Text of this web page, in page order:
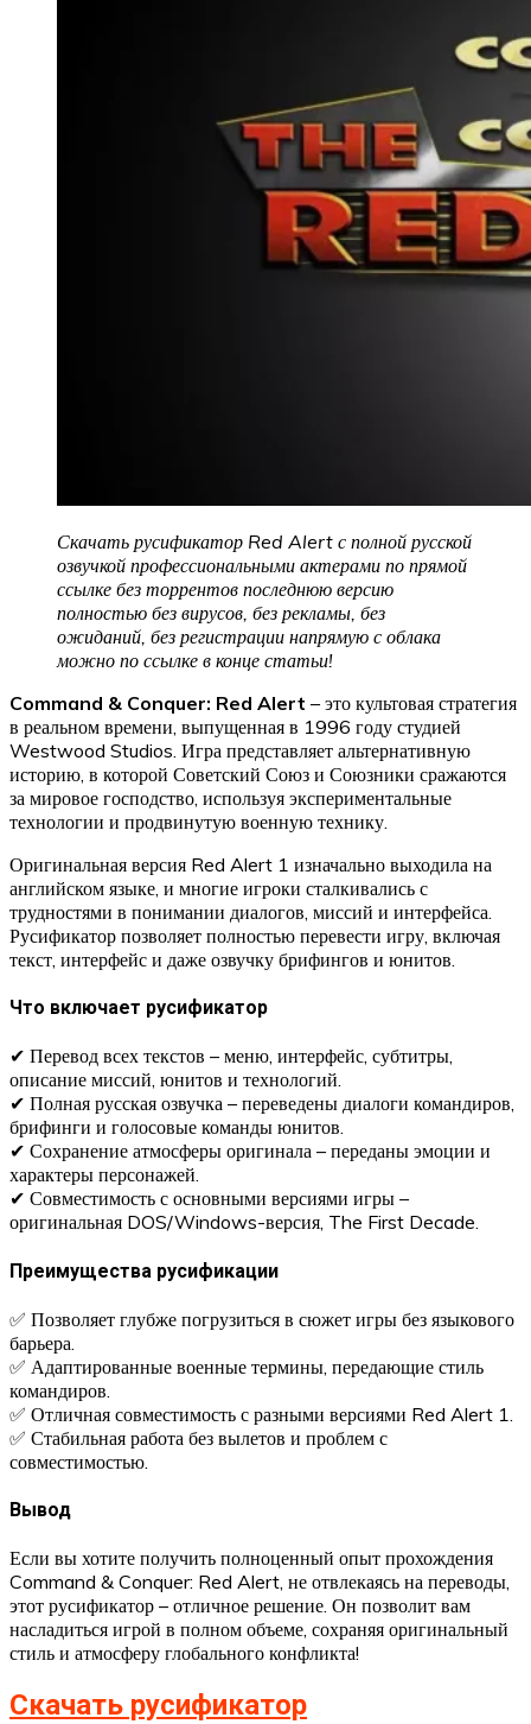
Скачать русификатор Red Alert с полной русской
озвучкой профессиональными актерами по прямой
ссылке без торрентов последнюю версию
полностью без вирусов, без рекламы, без
ожиданий, без регистрации напрямую с облака
можно по ссылке в конце статьи!
Command & Conquer: Red Alert – это культовая стратегия
в реальном времени, выпущенная в 1996 году студией
Westwood Studios. Игра представляет альтернативную
историю, в которой Советский Союз и Союзники сражаются
за мировое господство, используя экспериментальные
технологии и продвинутую военную технику.
Оригинальная версия Red Alert 1 изначально выходила на
английском языке, и многие игроки сталкивались с
трудностями в понимании диалогов, миссий и интерфейса.
Русификатор позволяет полностью перевести игру, включая
текст, интерфейс и даже озвучку брифингов и юнитов.
Что включает русификатор
✔ Перевод всех текстов – меню, интерфейс, субтитры,
описание миссий, юнитов и технологий.
✔ Полная русская озвучка – переведены диалоги командиров,
брифинги и голосовые команды юнитов.
✔ Сохранение атмосферы оригинала – переданы эмоции и
характеры персонажей.
✔ Совместимость с основными версиями игры –
оригинальная DOS/Windows-версия, The First Decade.
Преимущества русификации
✅ Позволяет глубже погрузиться в сюжет игры без языкового
барьера.
✅ Адаптированные военные термины, передающие стиль
командиров.
✅ Отличная совместимость с разными версиями Red Alert 1.
✅ Стабильная работа без вылетов и проблем с
совместимостью.
Вывод
Если вы хотите получить полноценный опыт прохождения
Command & Conquer: Red Alert, не отвлекаясь на переводы,
этот русификатор – отличное решение. Он позволит вам
насладиться игрой в полном объеме, сохраняя оригинальный
стиль и атмосферу глобального конфликта!
Скачать русификатор